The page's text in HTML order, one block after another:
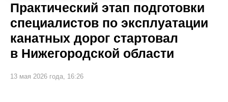
Практический этап подготовки
специалистов по эксплуатации
канатных дорог стартовал
в Нижегородской области
13 мая 2026 года, 16:26